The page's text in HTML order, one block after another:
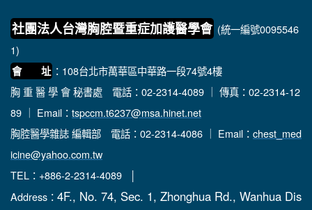
社團法人台灣胸腔暨重症加護醫學會 (統一編號0095546
1)
會 址 ：108台北市萬華區中華路一段74號4樓
胸 重 醫 學 會 秘書處 電話：02-2314-4089 ｜ 傳真：02-2314-12
89 ｜ Email： tspccm.t6237@msa.hinet.net
胸腔醫學雜誌 編輯部 電話：02-2314-4086 ｜ Email： chest_med
icine@yahoo.com.tw
TEL：+886-2-2314-4089 │
Address： 4F., No. 74, Sec. 1, Zhonghua Rd., Wanhua Dis